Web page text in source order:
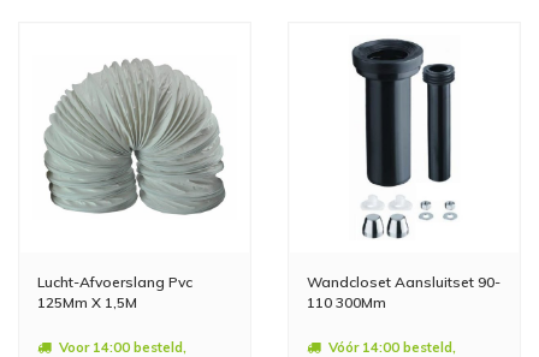
Lucht-Afvoerslang Pvc
125Mm X 1,5M
Voor 14:00 besteld,
Wandcloset Aansluitset 90-
110 300Mm
Vóór 14:00 besteld,